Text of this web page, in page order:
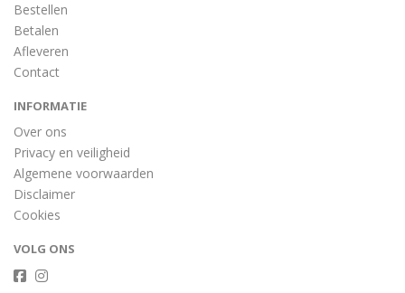
Bestellen
Betalen
Afleveren
Contact
INFORMATIE
Over ons
Privacy en veiligheid
Algemene voorwaarden
Disclaimer
Cookies
VOLG ONS